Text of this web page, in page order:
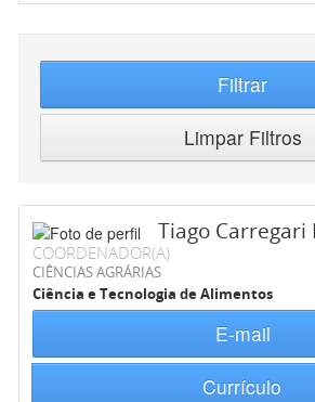
Filtrar
Limpar Filtros
Tiago Carregari
COORDENADOR(A)
CIÊNCIAS AGRÁRIAS
Ciência e Tecnologia de Alimentos
E-mail
Currículo